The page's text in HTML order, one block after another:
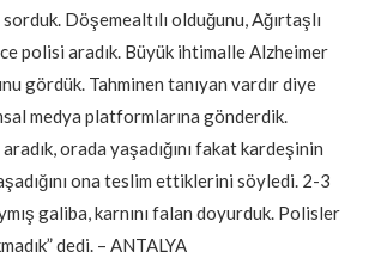
Döşemealtılı olduğunu, Ağırtaşlı
polisi aradık. Büyük ihtimalle Alzheimer
gördük. Tahminen tanıyan vardır diye
medya platformlarına gönderdik.
orada yaşadığını fakat kardeşinin
ona teslim ettiklerini söyledi. 2-3
galiba, karnını falan doyurduk. Polisler
dedi. – ANTALYA